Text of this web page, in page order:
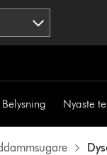
Belysning Nyaste